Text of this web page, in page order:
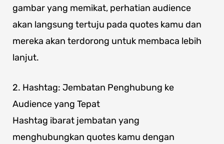
gambar yang memikat, perhatian audience
akan langsung tertuju pada quotes kamu dan
mereka akan terdorong untuk membaca lebih
lanjut.
2. Hashtag: Jembatan Penghubung ke
Audience yang Tepat
Hashtag ibarat jembatan yang
menghubungkan quotes kamu dengan